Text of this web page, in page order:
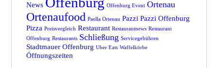
News Offenburg Event Ortenau
Ortenaufood Paella Ortenau Pazzi Pazzi Offenburg
Pizza Preisvergleich Restaurant Restaurantnews Restaurant
Offenburg Restaurants Schließung Servicegebühren
Stadtmauer Offenburg Uber Eats Waffelkörbe
Öffnungszeiten